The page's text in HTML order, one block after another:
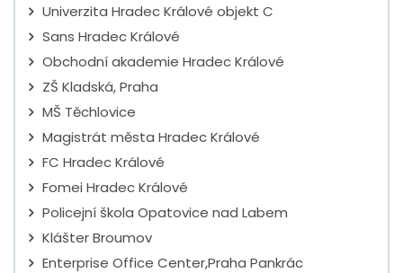
Univerzita Hradec Králové objekt C
Sans Hradec Králové
Obchodní akademie Hradec Králové
ZŠ Kladská, Praha
MŠ Těchlovice
Magistrát města Hradec Králové
FC Hradec Králové
Fomei Hradec Králové
Policejní škola Opatovice nad Labem
Klášter Broumov
Enterprise Office Center,Praha Pankrác